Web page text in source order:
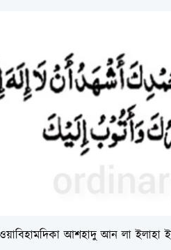
ওয়াবিহামদিকা আশহাদু আন লা